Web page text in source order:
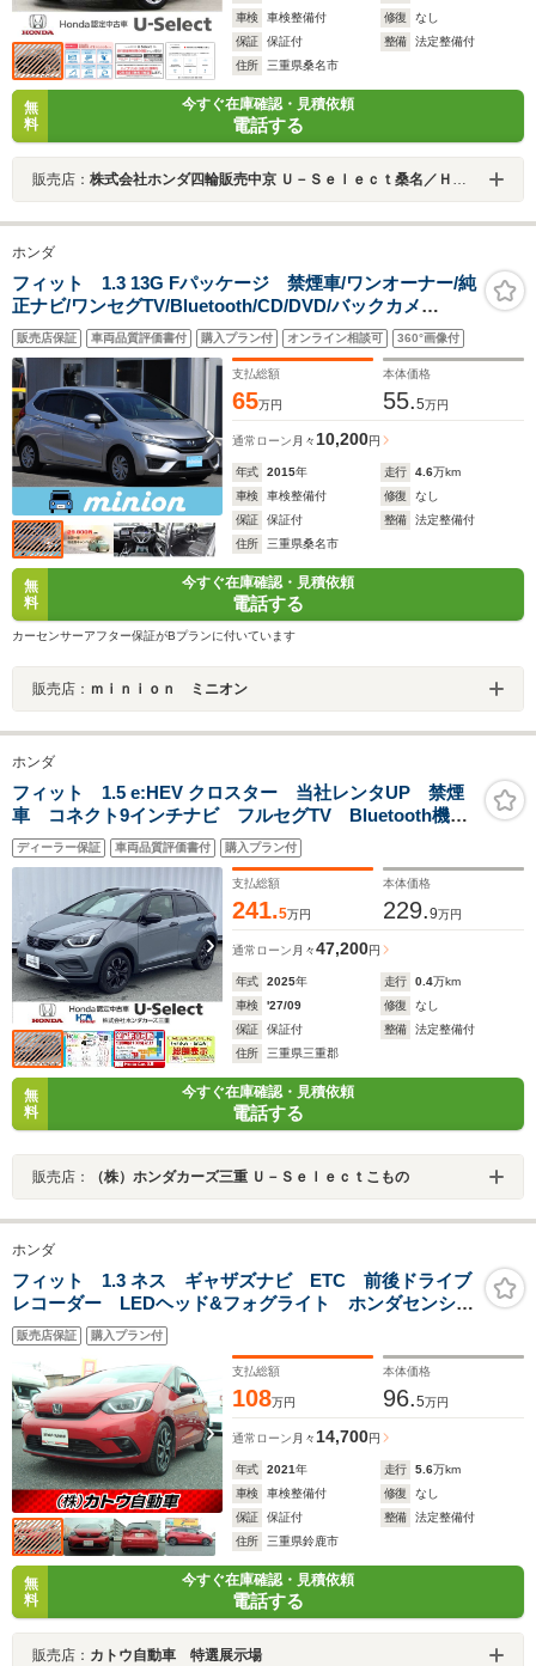
車検
車検整備付 修復
なし
保証
保証付 整備
法定整備付
住所
三重県桑名市
無
料
今すぐ在庫確認・見積依頼
電話する
販売店： 株式会社ホンダ四輪販売中京 Ｕ－Ｓｅｌｅｃｔ桑名／Ｈｏｎｄａ Ｃａｒｓ 三重東
ホンダ
フィット 1.3 13G Fパッケージ 禁煙車/ワンオーナー/純
正ナビ/ワンセグTV/Bluetooth/CD/DVD/バックカメ
ラ/ETC/ステアリングリモコン/スマートキー2個/プッシュ
スタート/キー連動格納サイドミラー/整備記録簿あり
販売店保証 車両品質評価書付 購入プラン付 オンライン相談可 360°画像付
支払総額
65万円
本体価格
55.5万円
通常ローン 月々10,200円
年式 2015年 走行 4.6万km
車検
車検整備付 修復
なし
保証
保証付 整備
法定整備付
住所
三重県桑名市
無
料
今すぐ在庫確認・見積依頼
電話する
カーセンサーアフター保証がBプランに付いています
販売店： ｍｉｎｉｏｎ ミニオン
ホンダ
フィット 1.5 e:HEV クロスター 当社レンタUP 禁煙
車 コネクト9インチナビ フルセグTV Bluetooth機
能 バックモニター ドライブレコーダー前後
2.0ETC LEDヘッドライト アルミ フロアマット装
備 スペアキー
ディーラー保証 車両品質評価書付 購入プラン付
支払総額
241.5万円
本体価格
229.9万円
通常ローン 月々47,200円
年式 2025年 走行 0.4万km
車検
'27/09 修復
なし
保証
保証付 整備
法定整備付
住所
三重県三重郡
無
料
今すぐ在庫確認・見積依頼
電話する
販売店： （株）ホンダカーズ三重 Ｕ－Ｓｅｌｅｃｔこもの
ホンダ
フィット 1.3 ネス ギャザズナビ ETC 前後ドライブ
レコーダー LEDヘッド&フォグライト ホンダセンシン
グ クルーズコントロール バックカメラ クリアラン
スソナー 16インチAW オートエアコン リアヒーター
ダクト
販売店保証 購入プラン付
支払総額
108万円
本体価格
96.5万円
通常ローン 月々 14,700円
年式 2021年 走行 5.6万km
車検
車検整備付 修復
なし
保証
保証付 整備
法定整備付
住所
三重県鈴鹿市
無
料
今すぐ在庫確認・見積依頼
電話する
販売店： カトウ自動車 特選展示場